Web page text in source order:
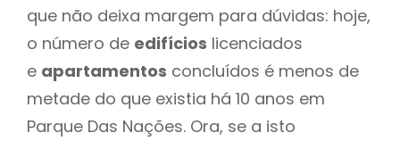
que não deixa margem para dúvidas: hoje,
o número de edifícios licenciados
e apartamentos concluídos é menos de
metade do que existia há 10 anos em
Parque Das Nações. Ora, se a isto